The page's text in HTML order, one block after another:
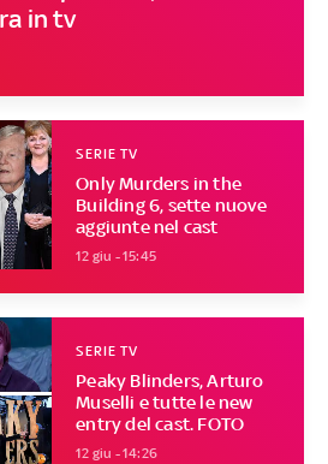
in tv
Only Murders in the
Building 6, sette nuove
aggiunte nel cast
SERIE TV
12 giu - 15:45
Peaky Blinders, Arturo
Muselli e tutte le new
entry del cast. FOTO
SERIE TV
12 giu - 14:26